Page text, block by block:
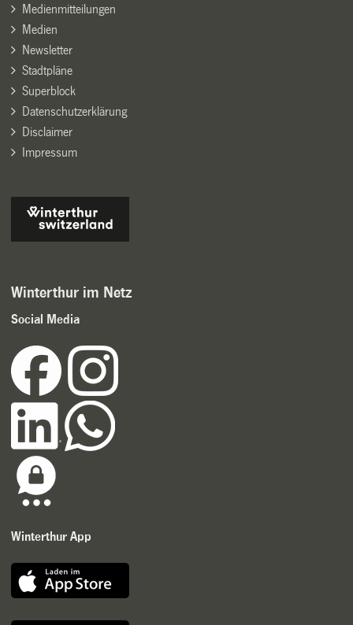
Medienmitteilungen
Medien
Newsletter
Stadtpläne
Superblock
Datenschutzerklärung
Disclaimer
Impressum
Winterthur im Netz
Social Media
Winterthur App